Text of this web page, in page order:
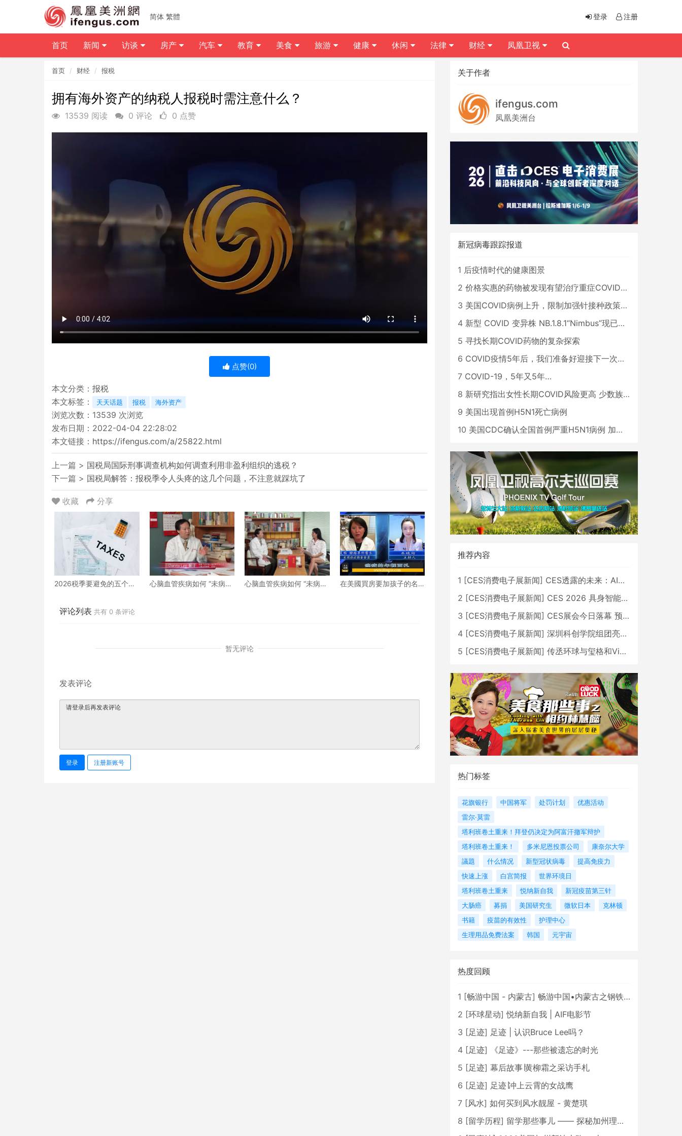
首页 财经 报税
拥有海外资产的纳税人报税时需注意什么？
13539 阅读 0 评论 0 点赞
点赞(0)
本文分类： 报税
本文标签：
天天话题 报税 海外资产
浏览次数： 13539 次浏览
发布日期：2022-04-04 22:28:02
本文链接： https://ifengus.com/a/25822.html
上一篇 > 国税局国际刑事调查机构如何调查利用非盈利组织的逃税？
下一篇 > 国税局解答：报税季令人头疼的这几个问题，不注意就踩坑了
收藏 分享
2026税季要避免的五个报
心脑血管疾病如何 “未病先
心脑血管疾病如何 “未病先
在美國買房要加孩子的名
评论列表 共有 0 条评论
暂无评论
发表评论
登录 注册新账号
关于作者
ifengus.com
凤凰美洲台
新冠病毒跟踪报道
1 后疫情时代的健康图景
2 价格实惠的药物被发现有望治疗重症COVID患者
3 美国COVID病例上升，限制加强针接种政策即将出台
4 新型 COVID 变异株 NB.1.8.1“Nimbus”现已在美国占据主导地位
5 寻找长期COVID药物的复杂探索
6 COVID疫情5年后，我们准备好迎接下一次大流行了吗？
7 COVID-19，5年又5年…
8 新研究指出女性长期COVID风险更高 少数族裔儿童存在差异
9 美国出现首例H5N1死亡病例
10 美国CDC确认全国首例严重H5N1病例 加州进入紧急状态
推荐内容
1 [CES消费电子展新闻] CES透露的未来：AI、机器人与智能生活大爆发
2 [CES消费电子展新闻] CES 2026 具身智能与创新领域 中国公司大放异彩
3 [CES消费电子展新闻] CES展会今日落幕 预计2026行业收入将超五千亿美元
4 [CES消费电子展新闻] 深圳科创学院组团亮相CES 广受好评
5 [CES消费电子展新闻] 传丞环球与玺格和VibeLens共同推出全新耳机
热门标签
花旗银行 中国将军 处罚计划
优惠活动
雷尔·莫雷
塔利班卷土重来！拜登仍决定为阿富汗撤军辩护
塔利班卷土重来！
多米尼恩投票公司
康奈尔大学
議題
什么情况 新型冠状病毒
提高免疫力
快速上涨
白宫简报
世界环境日
塔利班卷土重来
悦纳新自我
新冠疫苗第三针
大肠癌
募捐 美国研究生 微软日本
克林顿
书籍
疫苗的有效性
护理中心
生理用品免费法案
韩国 元宇宙
热度回顾
1 [畅游中国 - 内蒙古] 畅游中国•内蒙古之钢铁骄子，魅力包头
2 [环球星动] 悦纳新自我 | AIF电影节
3 [足迹] 足迹 | 认识Bruce Lee吗？
4 [足迹]
《足迹》---那些被遗忘的时光
5 [足迹] 幕后故事∣黄柳霜之采访手札
6 [足迹] 足迹∣冲上云霄的女战鹰
7 [风水] 如何买到风水靓屋 - 黄楚琪
8 [留学历程] 留学那些事儿 —— 探秘加州理工学院Caltech博士生活 [上集]
简体 繁體 登录 注册
首页 新闻 访谈 房产 汽车 教育 美食 旅游 健康 休闲 法律 财经 凤凰卫视